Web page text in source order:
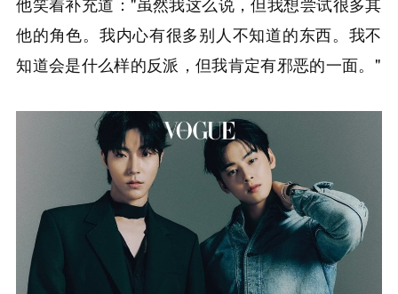
他的角色。我内心有很多别人不知道的东西。我不
知道会是什么样的反派，但我肯定有邪恶的一面。"